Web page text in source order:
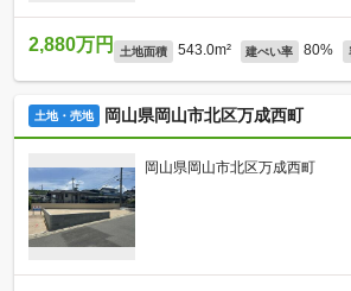
2,880万円 土地面積 543.0m² 建ぺい率 80%
土地・売地 岡山県岡山市北区万成西町
岡山県岡山市北区万成西町